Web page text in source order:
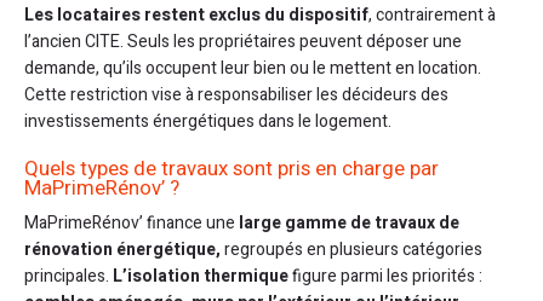
Les locataires restent exclus du dispositif, contrairement à
l’ancien CITE. Seuls les propriétaires peuvent déposer une
demande, qu’ils occupent leur bien ou le mettent en location.
Cette restriction vise à responsabiliser les décideurs des
investissements énergétiques dans le logement.
Quels types de travaux sont pris en charge par
MaPrimeRénov’ ?
MaPrimeRénov’ finance une large gamme de travaux de
rénovation énergétique,regroupés en plusieurs catégories
principales. L’isolation thermiquefigure parmi les priorités :